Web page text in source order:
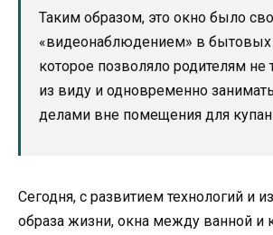
Таким образом, это окно было
«видеонаблюдением» в бытовых
которое позволяло родителям не
из виду и одновременно
делами вне помещения для
Сегодня, с развитием технологий и
образа жизни, окна между ванной и